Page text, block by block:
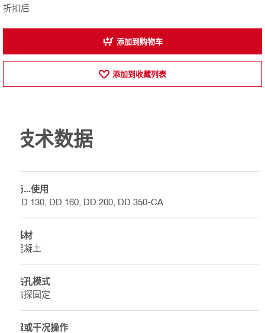
折扣后
添加到购物车
添加到收藏列表
技术数据
与...使用
DD 130, DD 160, DD 200, DD 350-CA
基材
混凝土
钻孔模式
钻探固定
湿或干况操作